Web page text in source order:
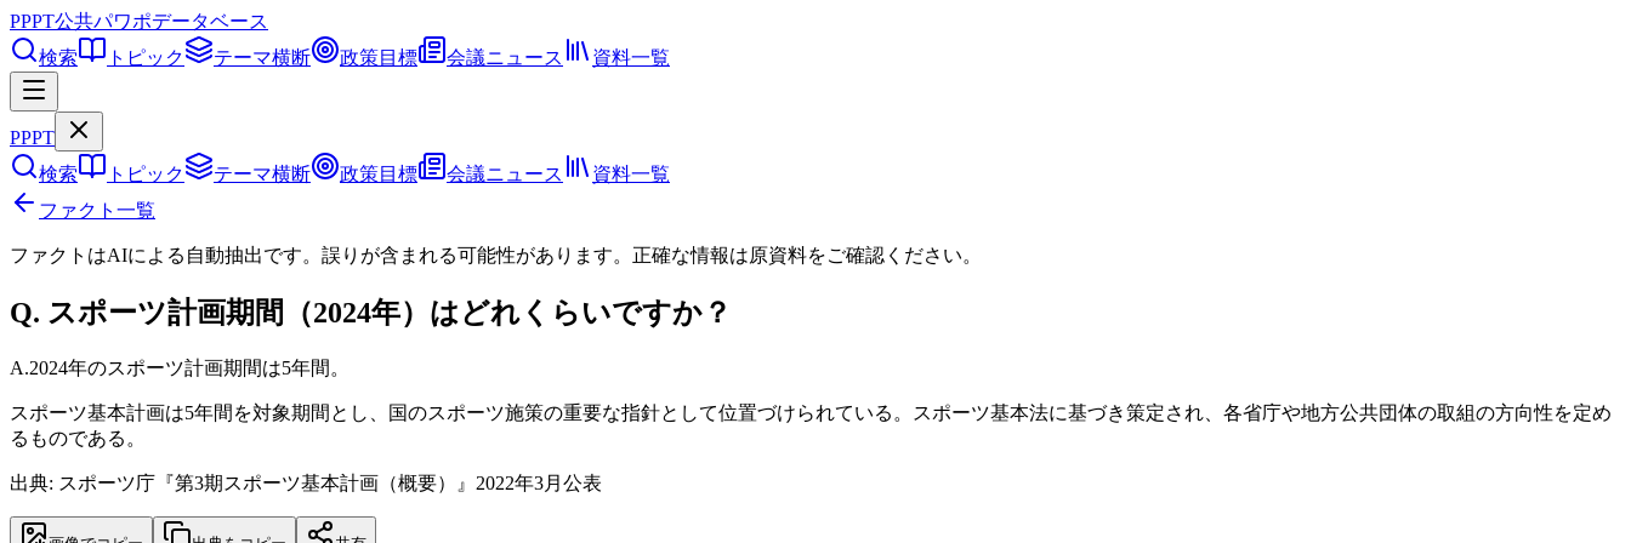
PPPT公共パワポデータベース
検索
トピック テーマ横断 政策目標 会議ニュース 資料一覧
PPPT
検索
トピック テーマ横断 政策目標 会議ニュース
資料一覧
ファクト一覧
ファクトはAIによる自動抽出です。誤りが含まれる可能性があります。正確な情報は原資料をご確認ください。
Q. スポーツ計画期間（2024年）はどれくらいですか？
A.2024年のスポーツ計画期間は5年間。
スポーツ基本計画は5年間を対象期間とし、国のスポーツ施策の重要な指針として位置づけられている。スポーツ基本法に基づき策定され、各省庁や地方公共団体の取組の方向性を定め
るものである。
出典: スポーツ庁『第3期スポーツ基本計画（概要）』2022年3月公表